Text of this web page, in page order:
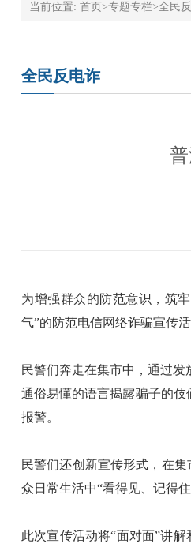
当前位置: 首页 >专题专栏>全民
全民反电诈
为增强群众的防范意识，筑
气”的防范电信网络诈骗宣传活
民警们奔走在集市中，通过
通俗易懂的语言揭露骗子的伎
报警。
民警们还创新宣传形式，在
众日常生活中“看得见、记得
此次宣传活动将“面对面”讲